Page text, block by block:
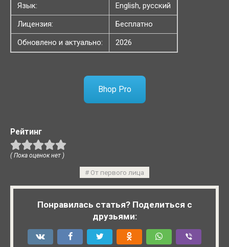
Язык:
English, русский
Лицензия:
Бесплатно
Обновлено и актуально:
2026
Bhop Pro
Рейтинг
( Пока оценок нет )
От первого лица
Понравилась статья? Поделиться с
друзьями: